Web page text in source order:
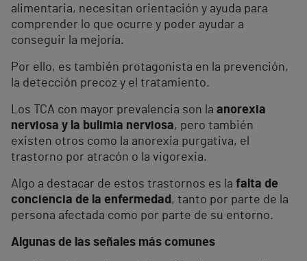
alimentaria, necesitan orientación y ayuda para
comprender lo que ocurre y poder ayudar a
conseguir la mejoría.
Por ello, es también protagonista en la prevención,
la detección precoz y el tratamiento.
Los TCA con mayor prevalencia son la anorexia
nerviosa y la bulimia nerviosa, pero también
existen otros como la anorexia purgativa, el
trastorno por atracón o la vigorexia.
Algo a destacar de estos trastornos es la falta de
conciencia de la enfermedad , tanto por parte de la
persona afectada como por parte de su entorno.
Algunas de las señales más comunes